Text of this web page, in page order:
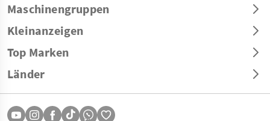
Maschinengruppen
Kleinanzeigen
Top Marken
Länder